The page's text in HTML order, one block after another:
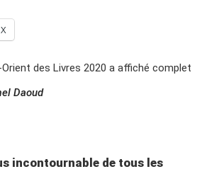
X
Daoud
incontournable de tous les